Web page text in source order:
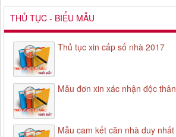
THỦ TỤC - BIỂU MẪU
Thủ tục xin cấp số nhà 2017
Mẫu đơn xin xác nhận độc thân
Mẫu cam kết căn nhà duy nhất